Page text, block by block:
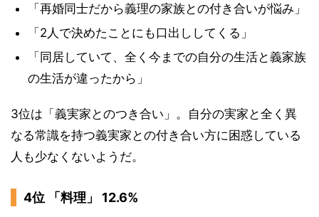
「再婚同士だから義理の家族との付き合いが悩み」
「2人で決めたことにも口出ししてくる」
「同居していて、全く今までの自分の生活と義家族
の生活が違ったから」
3位は「義実家とのつき合い」。自分の実家と全く異
なる常識を持つ義実家との付き合い方に困惑している
人も少なくないようだ。
4位 「料理」 12.6%